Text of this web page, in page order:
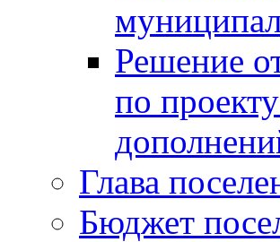
Решение
по
Глава
Бюджет